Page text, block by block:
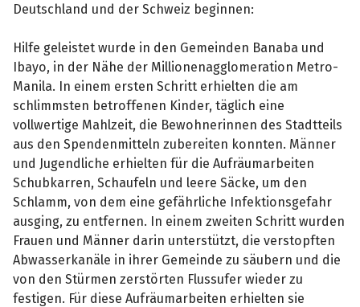
Deutschland und der Schweiz beginnen:
Hilfe geleistet wurde in den Gemeinden Banaba und
Ibayo, in der Nähe der Millionenagglomeration Metro-
Manila. In einem ersten Schritt erhielten die am
schlimmsten betroffenen Kinder, täglich eine
vollwertige Mahlzeit, die Bewohnerinnen des Stadtteils
aus den Spendenmitteln zubereiten konnten. Männer
und Jugendliche erhielten für die Aufräumarbeiten
Schubkarren, Schaufeln und leere Säcke, um den
Schlamm, von dem eine gefährliche Infektionsgefahr
ausging, zu entfernen. In einem zweiten Schritt wurden
Frauen und Männer darin unterstützt, die verstopften
Abwasserkanäle in ihrer Gemeinde zu säubern und die
von den Stürmen zerstörten Flussufer wieder zu
festigen. Für diese Aufräumarbeiten erhielten sie